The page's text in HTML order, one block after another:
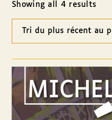
Showing all 4 results
Ordre